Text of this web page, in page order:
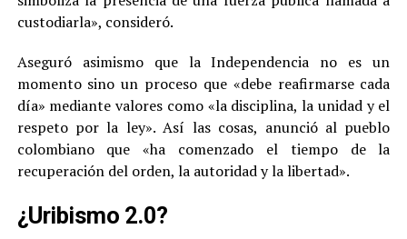
custodiarla», consideró.
Aseguró asimismo que la Independencia no es un
momento sino un proceso que «debe reafirmarse cada
día» mediante valores como «la disciplina, la unidad y el
respeto por la ley». Así las cosas, anunció al pueblo
colombiano que «ha comenzado el tiempo de la
recuperación del orden, la autoridad y la libertad».
¿Uribismo 2.0?